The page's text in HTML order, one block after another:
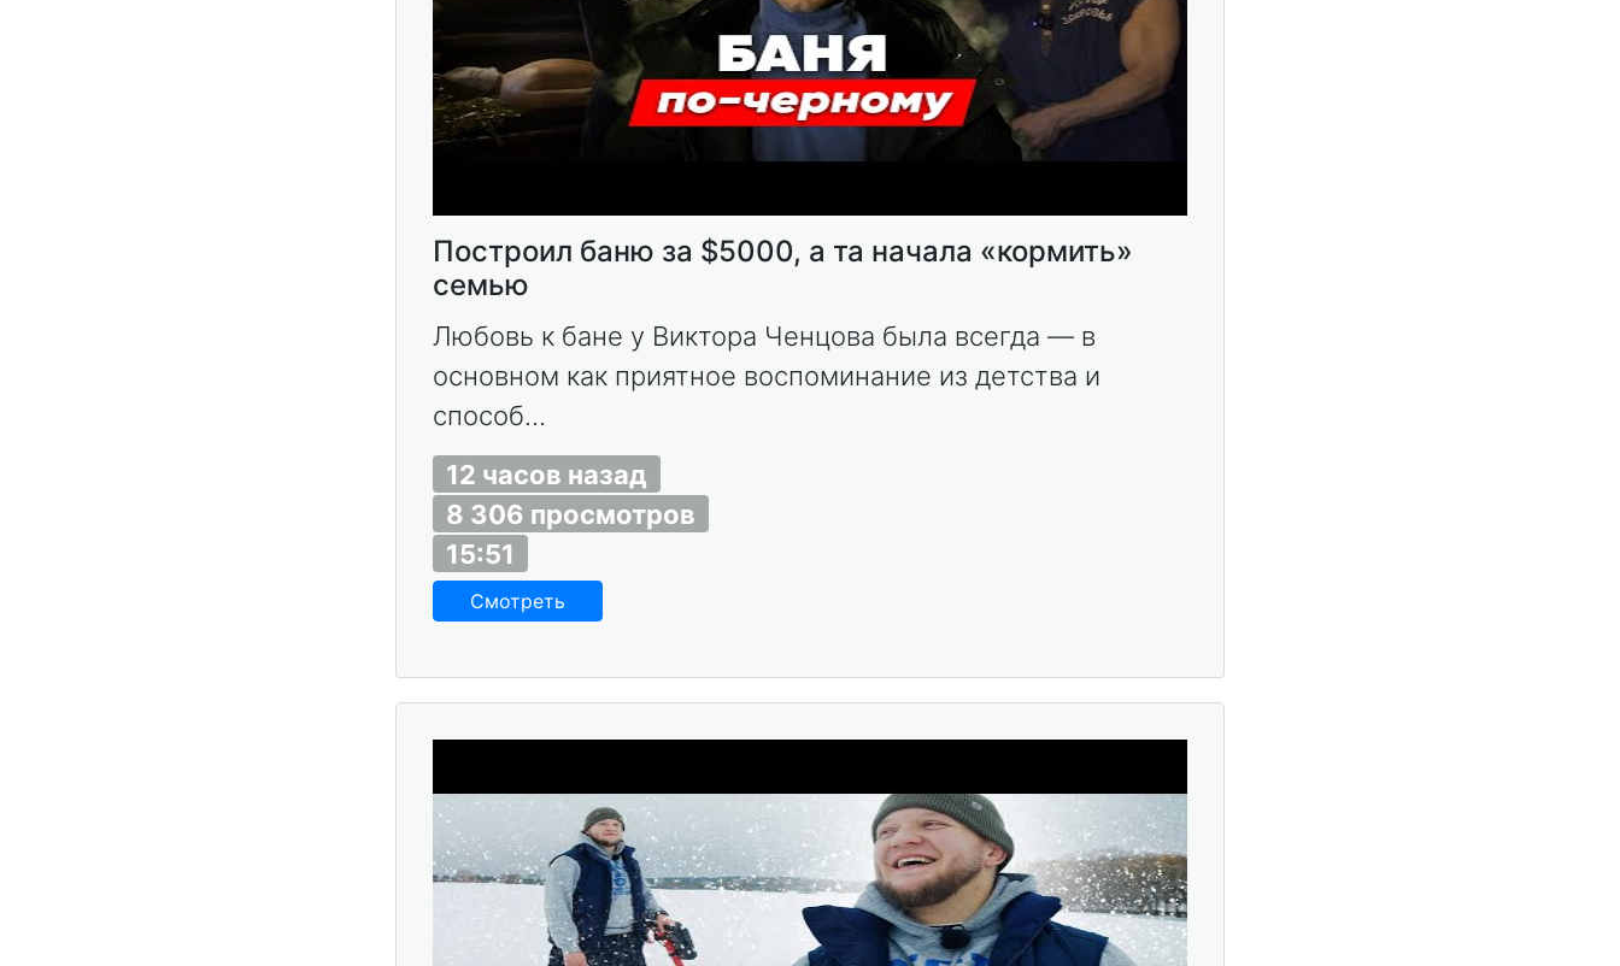
Построил баню за $5000, а та начала «кормить»
семью
Любовь к бане у Виктора Ченцова была всегда — в
основном как приятное воспоминание из детства и
способ...
12 часов назад
8 306 просмотров
15:51
Смотреть